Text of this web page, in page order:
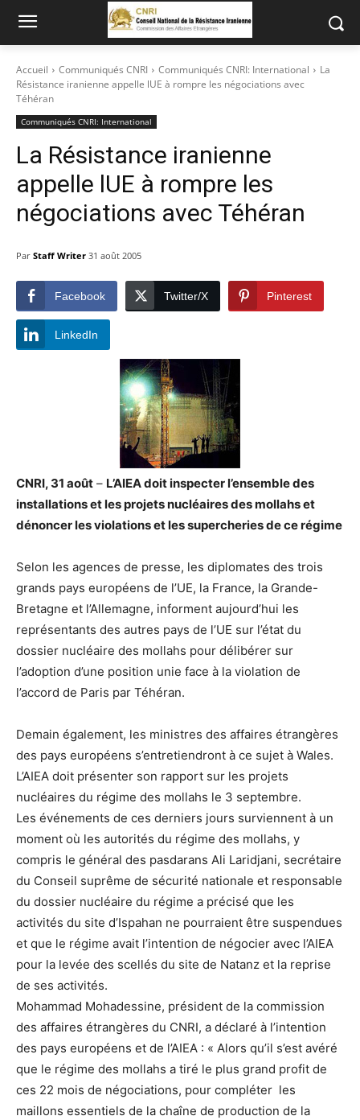
Accueil Communiqués CNRI Communiqués CNRI: International
La
Résistance iranienne appelle lUE à rompre les négociations avec
Téhéran
Communiqués CNRI: International
La Résistance iranienne
appelle lUE à rompre les
négociations avec Téhéran
Par Staff Writer 31 août 2005
Facebook Twitter/X Pinterest
LinkedIn
CNRI, 31 août – L’AIEA doit inspecter l’ensemble des
installations et les projets nucléaires des mollahs et
dénoncer les violations et les supercheries de ce régime
Selon les agences de presse, les diplomates des trois
grands pays européens de l’UE, la France, la Grande-
Bretagne et l’Allemagne, informent aujourd’hui les
représentants des autres pays de l’UE sur l’état du
dossier nucléaire des mollahs pour délibérer sur
l’adoption d’une position unie face à la violation de
l’accord de Paris par Téhéran.
Demain également, les ministres des affaires étrangères
des pays européens s’entretiendront à ce sujet à Wales.
L’AIEA doit présenter son rapport sur les projets
nucléaires du régime des mollahs le 3 septembre.
Les événements de ces derniers jours surviennent à un
moment où les autorités du régime des mollahs, y
compris le général des pasdarans Ali Laridjani, secrétaire
du Conseil suprême de sécurité nationale et responsable
du dossier nucléaire du régime a précisé que les
activités du site d’Ispahan ne pourraient être suspendues
et que le régime avait l’intention de négocier avec l’AIEA
pour la levée des scellés du site de Natanz et la reprise
de ses activités.
Mohammad Mohadessine, président de la commission
des affaires étrangères du CNRI, a déclaré à l’intention
des pays européens et de l’AIEA : « Alors qu’il s’est avéré
que le régime des mollahs a tiré le plus grand profit de
ces 22 mois de négociations, pour compléter les
maillons essentiels de la chaîne de production de la